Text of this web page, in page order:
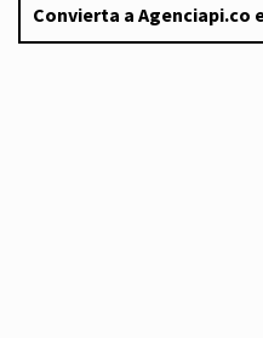
Convierta a Agenciapi.co